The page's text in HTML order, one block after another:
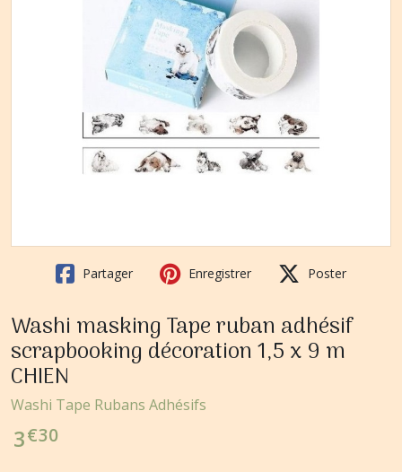
Partager Enregistrer Poster
Washi masking Tape ruban adhésif
scrapbooking décoration 1,5 x 9 m
CHIEN
Washi Tape Rubans Adhésifs
3€30